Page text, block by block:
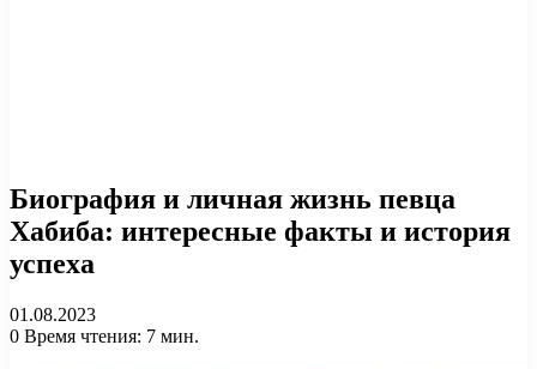
Биография и личная жизнь певца
Хабиба: интересные факты и история
успеха
01.08.2023
0 Время чтения: 7 мин.